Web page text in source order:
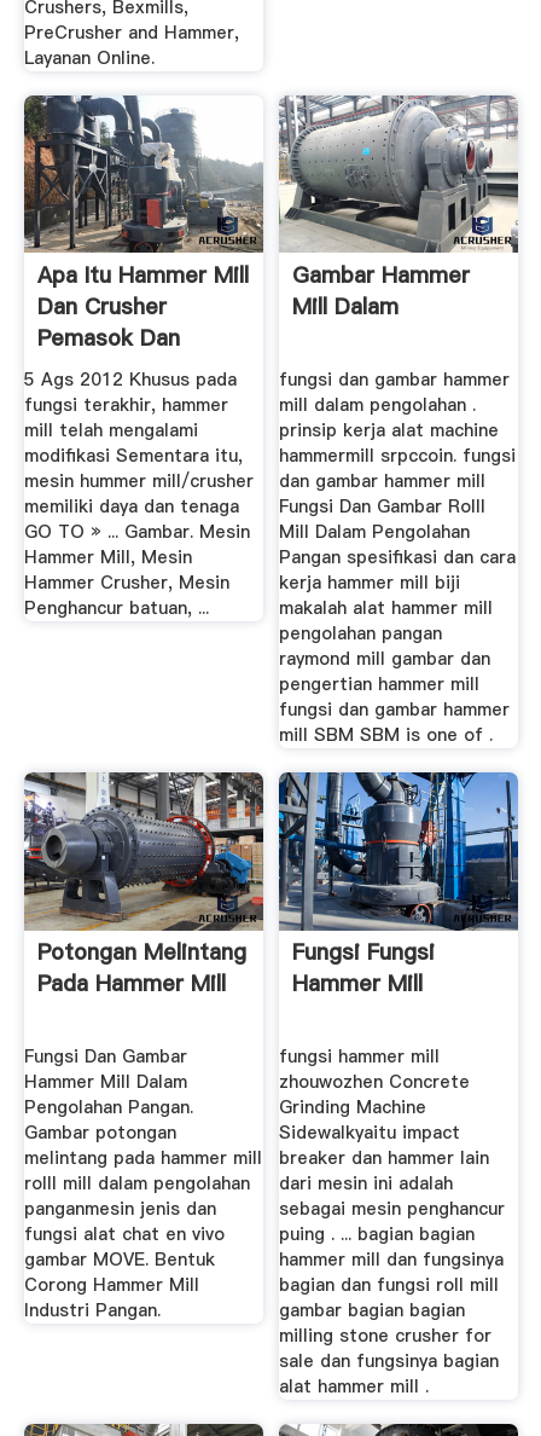
Crushers, Bexmills,
PreCrusher and Hammer,
Layanan Online.
Apa Itu Hammer Mill
Dan Crusher
Pemasok Dan
Manufactuer
5 Ags 2012 Khusus pada
fungsi terakhir, hammer
mill telah mengalami
modifikasi Sementara itu,
mesin hummer mill/crusher
memiliki daya dan tenaga
GO TO » ... Gambar. Mesin
Hammer Mill, Mesin
Hammer Crusher, Mesin
Penghancur batuan, ...
Gambar Hammer
Mill Dalam
fungsi dan gambar hammer
mill dalam pengolahan .
prinsip kerja alat machine
hammermill srpccoin. fungsi
dan gambar hammer mill
Fungsi Dan Gambar Rolll
Mill Dalam Pengolahan
Pangan spesifikasi dan cara
kerja hammer mill biji
makalah alat hammer mill
pengolahan pangan
raymond mill gambar dan
pengertian hammer mill
fungsi dan gambar hammer
mill SBM SBM is one of .
Potongan Melintang
Pada Hammer Mill
Fungsi Dan Gambar
Hammer Mill Dalam
Pengolahan Pangan.
Gambar potongan
melintang pada hammer mill
rolll mill dalam pengolahan
panganmesin jenis dan
fungsi alat chat en vivo
gambar MOVE. Bentuk
Corong Hammer Mill
Industri Pangan.
Fungsi Fungsi
Hammer Mill
fungsi hammer mill
zhouwozhen Concrete
Grinding Machine
Sidewalkyaitu impact
breaker dan hammer lain
dari mesin ini adalah
sebagai mesin penghancur
puing . ... bagian bagian
hammer mill dan fungsinya
bagian dan fungsi roll mill
gambar bagian bagian
milling stone crusher for
sale dan fungsinya bagian
alat hammer mill .